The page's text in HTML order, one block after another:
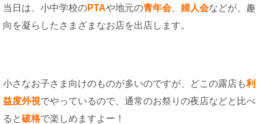
当日は、小中学校のPTAや地元の青年会、 婦人会などが、趣
向を凝らしたさまざまなお店を出店します。
小さなお子さま向けのものが多いのですが、どこの露店も利
益度外視でやっているので、通常のお祭りの夜店などと比べ
ると破格で楽しめますよー！